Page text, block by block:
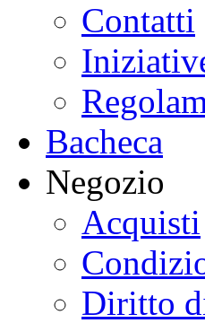
Contatti
Bacheca
Negozio
Acquisti
Diritto